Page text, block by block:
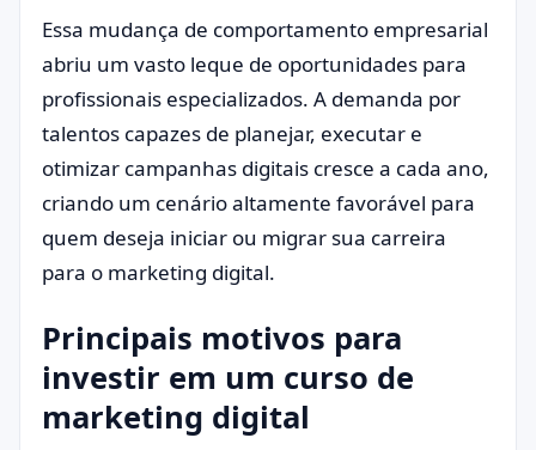
Essa mudança de comportamento empresarial
abriu um vasto leque de oportunidades para
profissionais especializados. A demanda por
talentos capazes de planejar, executar e
otimizar campanhas digitais cresce a cada ano,
criando um cenário altamente favorável para
quem deseja iniciar ou migrar sua carreira
para o marketing digital.
Principais motivos para
investir em um curso de
marketing digital